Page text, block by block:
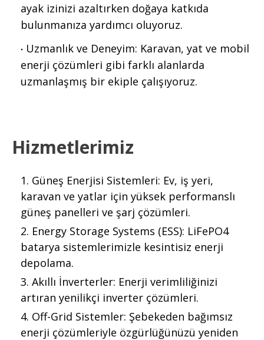
ayak izinizi azaltırken doğaya katkıda
bulunmanıza yardımcı oluyoruz.
Uzmanlık ve Deneyim: Karavan, yat ve mobil
enerji çözümleri gibi farklı alanlarda
uzmanlaşmış bir ekiple çalışıyoruz.
Hizmetlerimiz
Güneş Enerjisi Sistemleri: Ev, iş yeri,
karavan ve yatlar için yüksek performanslı
güneş panelleri ve şarj çözümleri.
Energy Storage Systems (ESS): LiFePO4
batarya sistemlerimizle kesintisiz enerji
depolama.
Akıllı İnverterler: Enerji verimliliğinizi
artıran yenilikçi inverter çözümleri.
Off-Grid Sistemler: Şebekeden bağımsız
enerji çözümleriyle özgürlüğünüzü yeniden